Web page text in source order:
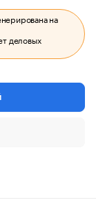
на
деловых